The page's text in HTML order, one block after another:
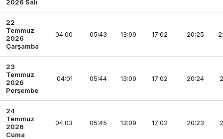
2026 Salı
22
Temmuz
2026
Çarşamba
04:00 05:43 13:09 17:02 20:25
23
Temmuz
2026
Perşembe
04:01 05:44 13:09 17:02 20:24
24
Temmuz
2026
Cuma
04:03 05:45 13:09 17:02 20:23